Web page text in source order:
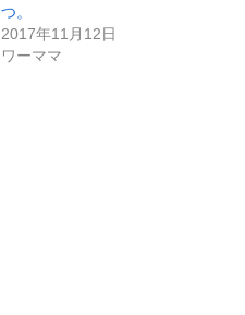
つ。
2017年11月12日
ワーママ